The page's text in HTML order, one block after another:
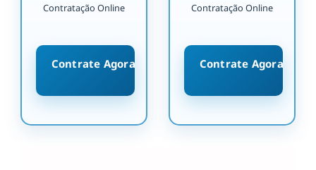
Contratação Online
Contrate Agora
Contratação Online
Contrate Agora